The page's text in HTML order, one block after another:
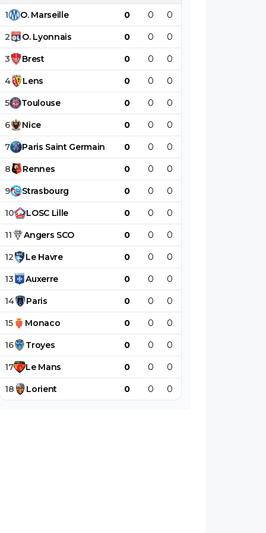
1 O. Marseille 0 0 0
2 O. Lyonnais 0 0 0
3 Brest 0 0 0
4 Lens 0 0 0
5 Toulouse 0 0 0
6 Nice 0 0 0
7 Paris Saint Germain 0 0 0
8 Rennes 0 0 0
9 Strasbourg 0 0 0
10 LOSC Lille 0 0 0
11 Angers SCO 0 0 0
12 Le Havre 0 0 0
13 Auxerre 0 0 0
14 Paris 0 0 0
15 Monaco 0 0 0
16 Troyes 0 0 0
17 Le Mans 0 0 0
18 Lorient 0 0 0